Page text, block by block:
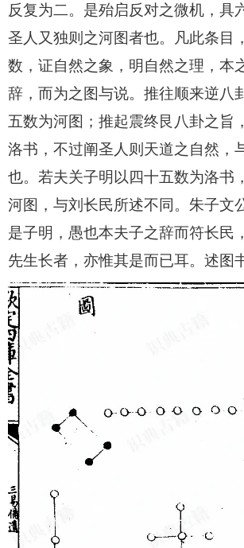
反复为二。是殆启反对之微机，具
圣人又独则之河图者也。凡此条目
数，证自然之象，明自然之理，本
辞，而为之图与说。推往顺来逆八
五数为河图；推起震终艮八卦之旨
洛书，不过阐圣人则天道之自然，
也。若夫关子明以四十五数为洛书
河图，与刘长民所述不同。朱子文
是子明，愚也本夫子之辞而符长民
先生长者，亦惟其是而已耳。述图